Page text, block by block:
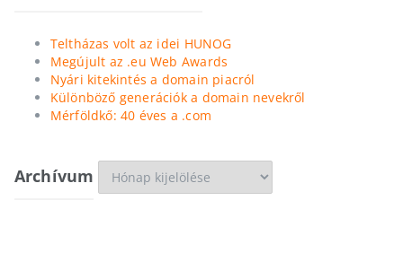
Teltházas volt az idei HUNOG
Megújult az .eu Web Awards
Nyári kitekintés a domain piacról
Különböző generációk a domain nevekről
Mérföldkő: 40 éves a .com
Archívum